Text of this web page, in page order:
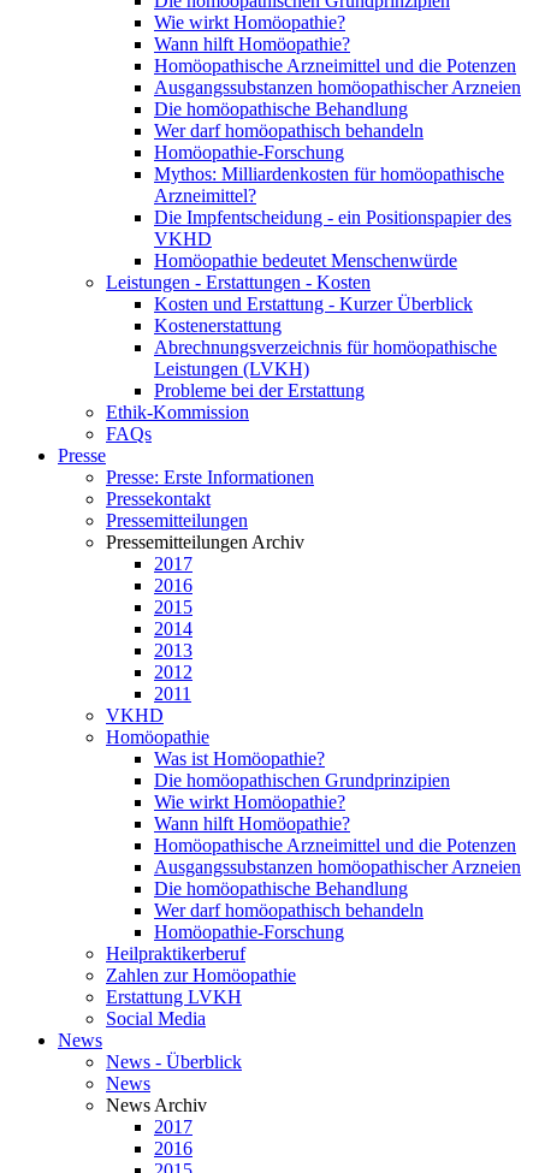
Wie wirkt Homöopathie?
Wann hilft Homöopathie?
Homöopathische Arzneimittel und die Potenzen
Ausgangssubstanzen homöopathischer Arzneien
Die homöopathische Behandlung
Wer darf homöopathisch behandeln
Homöopathie-Forschung
Mythos: Milliardenkosten für homöopathische
Arzneimittel?
Die Impfentscheidung - ein Positionspapier des
VKHD
Homöopathie bedeutet Menschenwürde
Leistungen - Erstattungen - Kosten
Kosten und Erstattung - Kurzer Überblick
Kostenerstattung
Abrechnungsverzeichnis für homöopathische
Leistungen (LVKH)
Probleme bei der Erstattung
Ethik-Kommission
FAQs
Presse
Presse: Erste Informationen
Pressekontakt
Pressemitteilungen
Pressemitteilungen Archiv
2017
2016
2015
2014
2013
2012
2011
VKHD
Homöopathie
Was ist Homöopathie?
Die homöopathischen Grundprinzipien
Wie wirkt Homöopathie?
Wann hilft Homöopathie?
Homöopathische Arzneimittel und die Potenzen
Ausgangssubstanzen homöopathischer Arzneien
Die homöopathische Behandlung
Wer darf homöopathisch behandeln
Homöopathie-Forschung
Heilpraktikerberuf
Zahlen zur Homöopathie
Erstattung LVKH
Social Media
News
News - Überblick
News
News Archiv
2017
2016